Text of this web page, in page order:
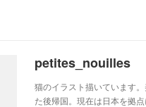
petites_nouilles
猫のイラスト描いています
た後帰国。現在は日本を拠